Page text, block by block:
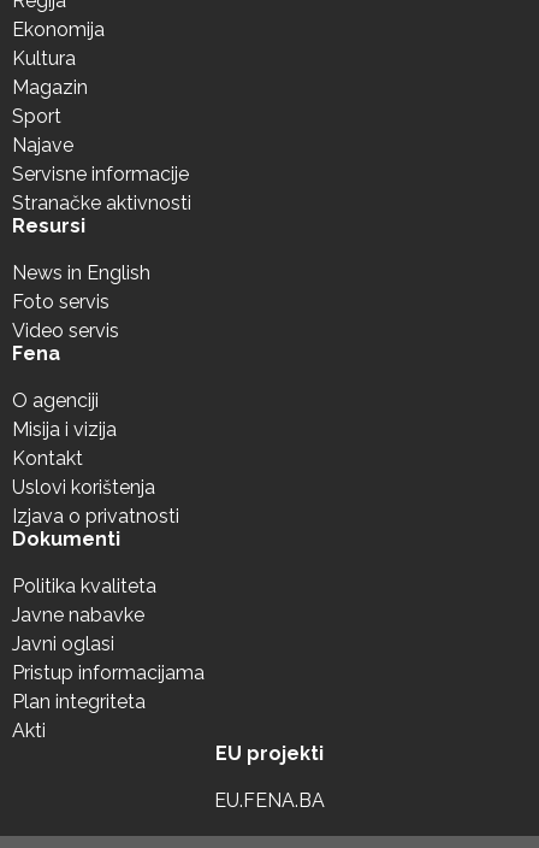
Ekonomija
Kultura
Magazin
Sport
Najave
Servisne informacije
Stranačke aktivnosti
Resursi
News in English
Foto servis
Video servis
Fena
O agenciji
Misija i vizija
Kontakt
Uslovi korištenja
Izjava o privatnosti
Dokumenti
Politika kvaliteta
Javne nabavke
Javni oglasi
Pristup informacijama
Plan integriteta
Akti
EU projekti
EU.FENA.BA